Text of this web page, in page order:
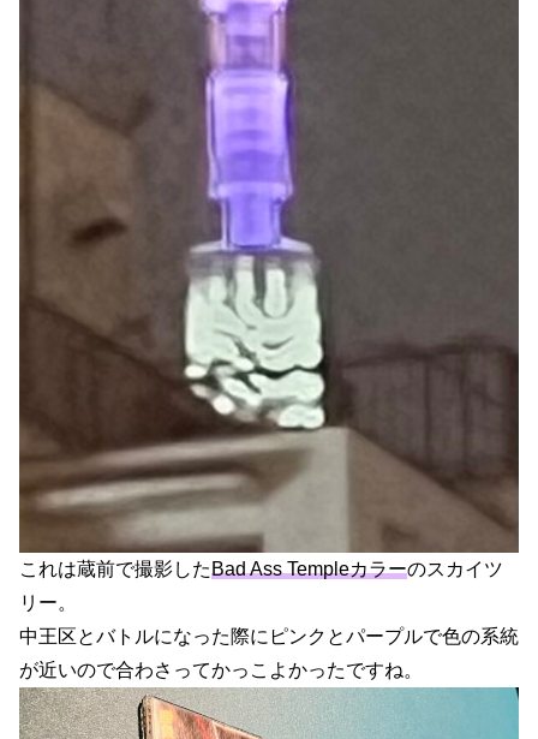
これは蔵前で撮影したBad Ass Templeカラーのスカイツ
リー。
中王区とバトルになった際にピンクとパープルで色の系統
が近いので合わさってかっこよかったですね。